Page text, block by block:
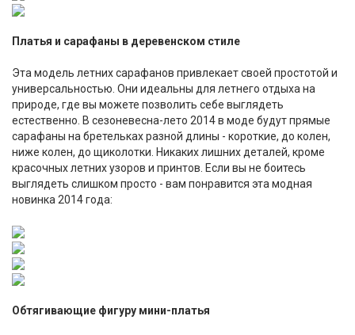
Платья и сарафаны в деревенском стиле
Эта модель летних сарафанов привлекает своей простотой и
универсальностью. Они идеальны для летнего отдыха на
природе, где вы можете позволить себе выглядеть
естественно. В сезоневесна-лето 2014 в моде будут прямые
сарафаны на бретельках разной длины - короткие, до колен,
ниже колен, до щиколотки. Никаких лишних деталей, кроме
красочных летних узоров и принтов. Если вы не боитесь
выглядеть слишком просто - вам понравится эта модная
новинка 2014 года:
Обтягивающие фигуру мини-платья